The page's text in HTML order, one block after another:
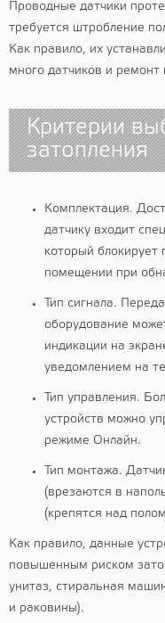
Проводные датчики
требуется штробление
Как правило, их
много датчиков и ремонт
Критерии
затопления
Комплектация.
датчику входит
который
помещении при
Тип сигнала.
оборудование
индикации на
уведомлением на
Тип управления.
устройств можно
режиме Онлайн.
Тип монтажа.
(врезаются в
(крепятся над
Как правило, данные
повышенным риском
унитаз, стиральная
и раковины).